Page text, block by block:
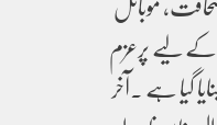
کے لیے پرعزم
گیا ہے ۔آخر